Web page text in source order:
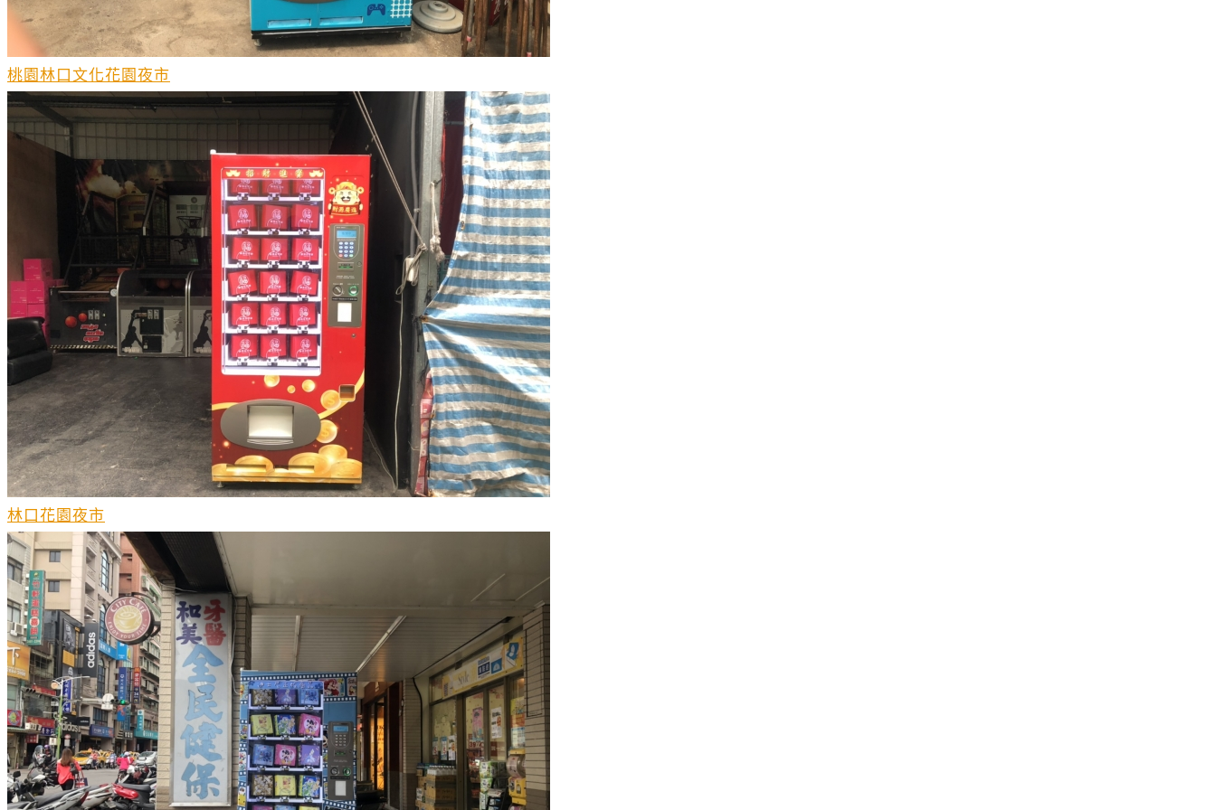
桃園林口文化花園夜市
林口花園夜市